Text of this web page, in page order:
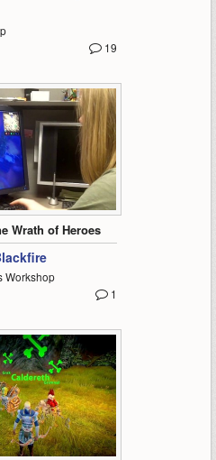
19
2:34
Wrath of Heroes
Workshop
1
1:52